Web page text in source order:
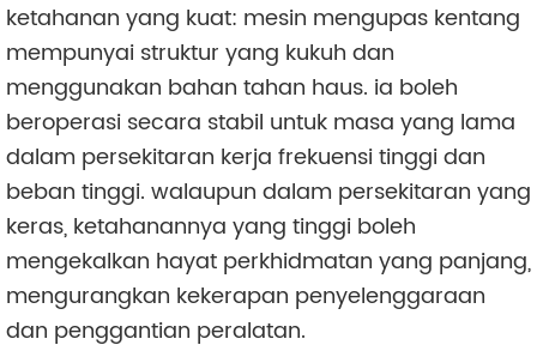
ketahanan yang kuat: mesin mengupas kentang
mempunyai struktur yang kukuh dan
menggunakan bahan tahan haus. ia boleh
beroperasi secara stabil untuk masa yang lama
dalam persekitaran kerja frekuensi tinggi dan
beban tinggi. walaupun dalam persekitaran yang
keras, ketahanannya yang tinggi boleh
mengekalkan hayat perkhidmatan yang panjang,
mengurangkan kekerapan penyelenggaraan
dan penggantian peralatan.